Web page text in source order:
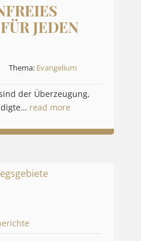
JEDEN
Thema: Evangelium
sind der Überzeugung,
read more